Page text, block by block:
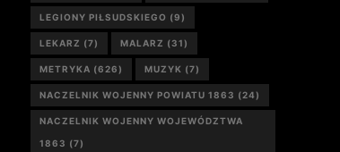
LEGIONY PIŁSUDSKIEGO (9)
LEKARZ (7) MALARZ (31)
METRYKA (626) MUZYK (7)
NACZELNIK WOJENNY POWIATU 1863 (24)
NACZELNIK WOJENNY WOJEWÓDZTWA
1863 (7)